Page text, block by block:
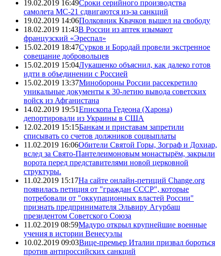
19.02.2019 16:49Сроки серийного производства
самолета МС-21 сдвигаются из-за санкций
19.02.2019 14:06Полковник Квачков вышел на свободу
18.02.2019 11:43В России из аптек изымают
французский «Эреспал»
15.02.2019 18:47Сурков и Бородай провели экстренное
совещание добровольцев
15.02.2019 15:04Лукашенко объяснил, как далеко готов
идти в объединении с Россией
15.02.2019 13:37Минобороны России рассекретило
уникальные документы к 30-летию вывода советских
войск из Афганистана
14.02.2019 19:51Епископа Гедеона (Харона)
депортировали из Украины в США
12.02.2019 15:15Банкам и приставам запретили
списывать со счетов должников соцвыплаты
11.02.2019 16:06Обители Святой Горы, Зограф и Дохиар,
вслед за Свято-Пантелеимоновым монастырём, закрыли
ворота перед представителями новой церковной
структуры.
11.02.2019 15:17На сайте онлайн-петиций Change.org
появилась петиция от "граждан СССР", которые
потребовали от "оккупационных властей России"
признать предпринимателя Эльвиру Агурбаш
президентом Советского Союза
11.02.2019 08:59Мадуро открыл крупнейшие военные
учения в истории Венесуэлы
10.02.2019 09:03Вице-премьер Италии призвал бороться
против антироссийских санкций